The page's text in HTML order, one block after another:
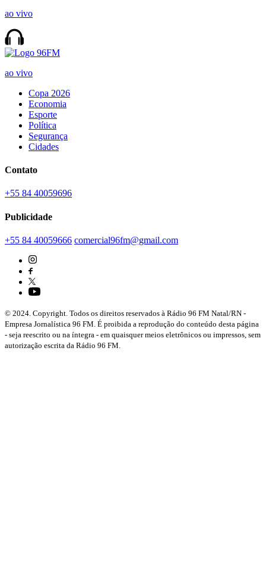
ao vivo
ao vivo
Copa 2026
Economia
Esporte
Política
Segurança
Cidades
Contato
+55 84 40059696
Publicidade
+55 84 40059666 comercial96fm@gmail.com
© 2024. Copyright. Todos os direitos reservados à Rádio 96 FM Natal/RN -
Empresa Jornalística 96 FM. É proibida a reprodução do conteúdo desta página
- seja reescrito ou na íntegra - em quaisquer meios eletrônicos ou impressos, sem
autorização escrita da Rádio 96 FM.